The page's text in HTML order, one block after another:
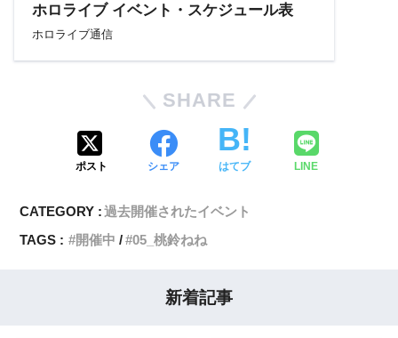
ホロライブ イベント・スケジュール表
ホロライブ通信
SHARE
ポスト シェア はてブ LINE
CATEGORY :過去開催されたイベント
TAGS :
開催中 05_桃鈴ねね
新着記事